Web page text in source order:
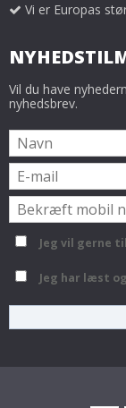
Vi er Europas
Vil du have
nyhedsbrev.
Jeg vil gerne
Jeg har læst